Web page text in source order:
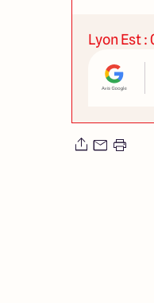
Lyon Est :